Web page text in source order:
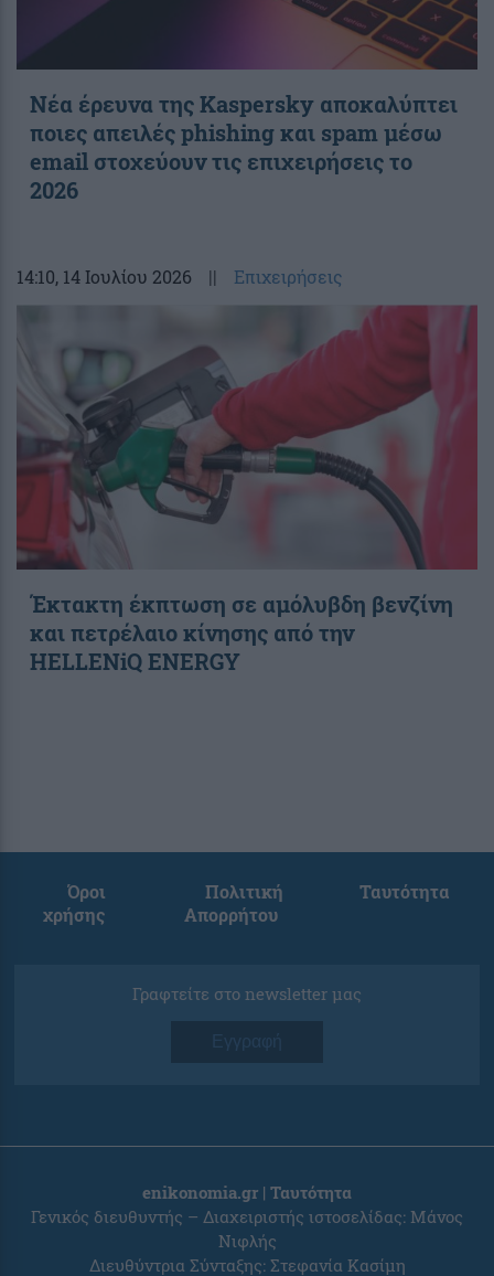
Νέα έρευνα της Kaspersky αποκαλύπτει
ποιες απειλές phishing και spam μέσω
email στοχεύουν τις επιχειρήσεις το
2026
14:10, 14 Ιουλίου 2026 || Επιχειρήσεις
Έκτακτη έκπτωση σε αμόλυβδη βενζίνη
και πετρέλαιο κίνησης από την
HELLENiQ ENERGY
Όροι
χρήσης
Πολιτική
Απορρήτου
Ταυτότητα
Γραφτείτε στο newsletter μας
Εγγραφή
enikonomia.gr | Ταυτότητα
Γενικός διευθυντής – Διαχειριστής ιστοσελίδας: Μάνος
Νιφλής
Διευθύντρια Σύνταξης: Στεφανία Κασίμη